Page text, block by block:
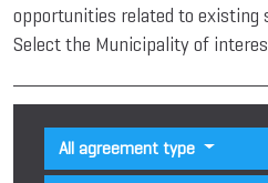
opportunities related to existing
Select the Municipality of
All agreement type